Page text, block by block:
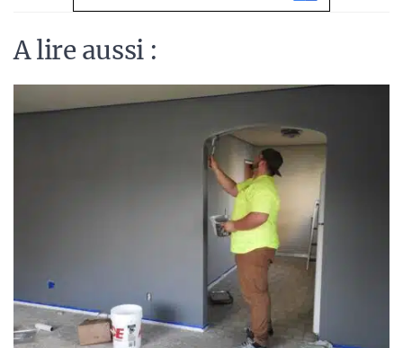
A lire aussi :